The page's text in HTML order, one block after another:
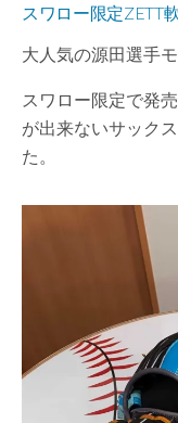
スワロー限定ZETT
大人気の源田選手モ
スワロー限定で発
が出来ないサック
た。